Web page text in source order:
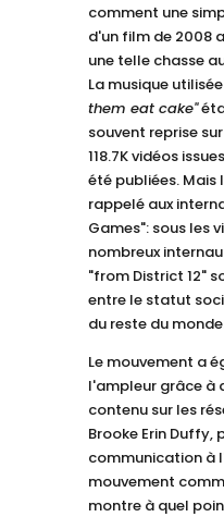
comment une
d'un film de 2008
une telle chasse
La musique
them eat cake"
souvent reprise
118.7K vidéos
été publiées. Mais
rappelé aux
Games": sous les
nombreux
"from District 12"
entre le statut
du reste du
Le mouvement a
l'ampleur grâce à
contenu sur les
Brooke Erin Duffy,
communication à
mouvement
montre à quel